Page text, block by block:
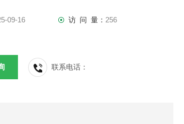
09-16 访 问 量： 256
联系电话：